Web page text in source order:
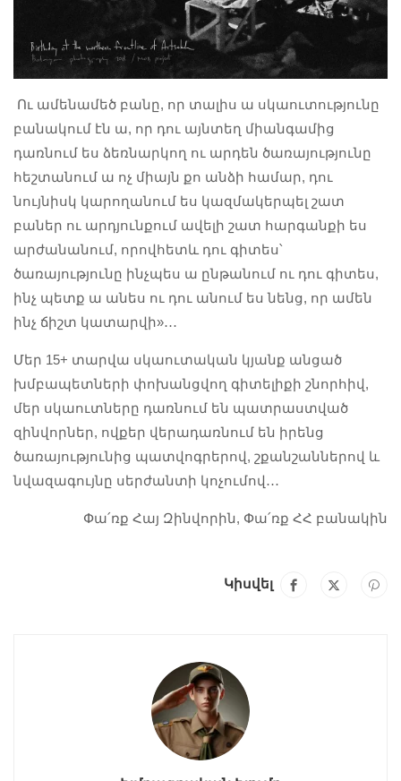
Ու ամենամեծ բանը, որ տալիս ա սկաուտությունը
բանակում էն ա, որ դու այնտեղ միանգամից
դառնում ես ձեռնարկող ու արդեն ծառայությունը
հեշտանում ա ոչ միայն քո անձի համար, դու
նույնիսկ կարողանում ես կազմակերպել շատ
բաներ ու արդյունքում ավելի շատ հարգանքի ես
արժանանում, որովհետև դու գիտես՝
ծառայությունը ինչպես ա ընթանում ու դու գիտես,
ինչ պետք ա անես ու դու անում ես նենց, որ ամեն
ինչ ճիշտ կատարվի»․․․
Մեր 15+ տարվա սկաուտական կյանք անցած
խմբապետների փոխանցվող գիտելիքի շնորհիվ,
մեր սկաուտները դառնում են պատրաստված
զինվորներ, ովքեր վերադառնում են իրենց
ծառայությունից պատվոգրերով, շքանշաններով և
նվազագույնը սերժանտի կոչումով․․․
Փա՛ռք Հայ Զինվորին, Փա՛ռք ՀՀ բանակին
Կիսվել